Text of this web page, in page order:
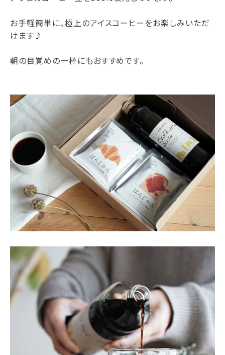
お手軽簡単に、極上のアイスコーヒーをお楽しみいただ
けます♪
朝の目覚めの一杯にもおすすめです。